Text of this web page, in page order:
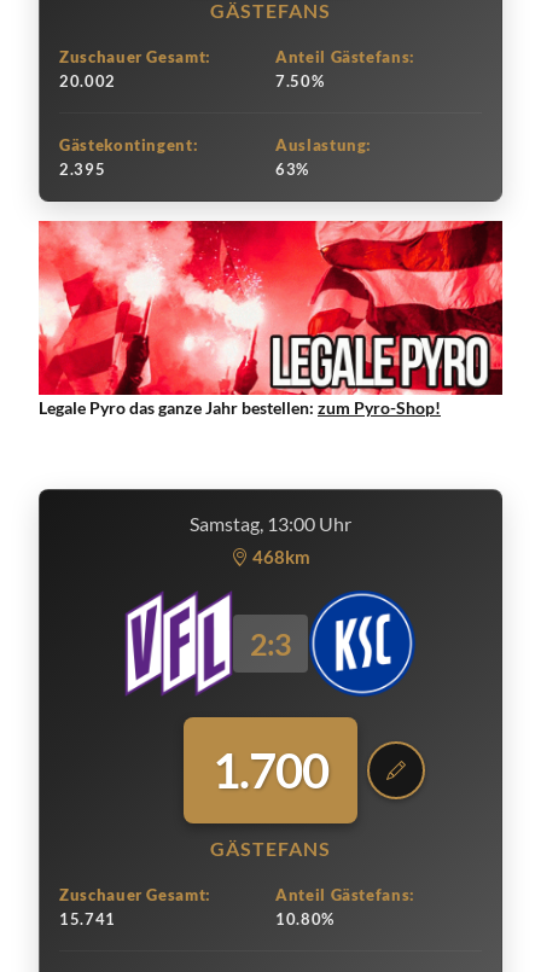
GÄSTEFANS
Zuschauer Gesamt:
20.002
Anteil Gästefans:
7.50%
Gästekontingent:
2.395
Auslastung:
63%
Legale Pyro das ganze Jahr bestellen: zum Pyro-Shop!
Samstag, 13:00 Uhr
468km
2:3
1.700
GÄSTEFANS
Zuschauer Gesamt:
15.741
Anteil Gästefans:
10.80%